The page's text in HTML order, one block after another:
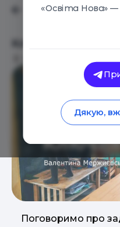
Ключики
Поговоримо про
«Освіта Нова» —
Дякую,